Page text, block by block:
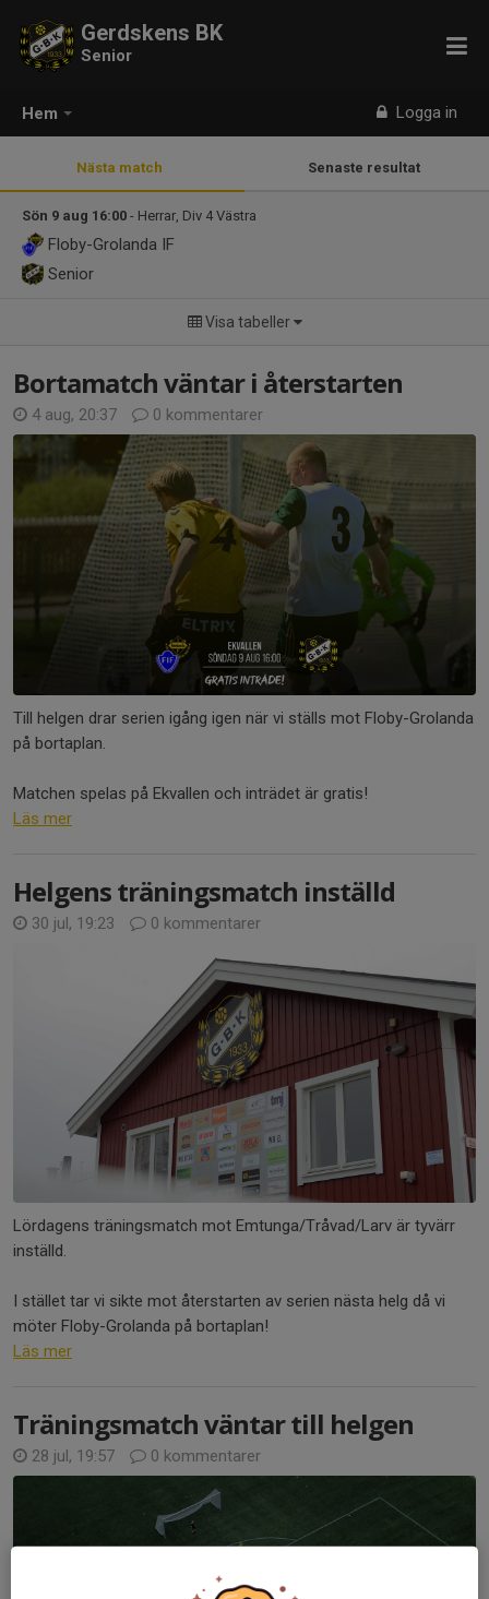
Hem Logga in
Gerdskens BK
Senior
Nästa match Senaste resultat
Sön 9 aug 16:00 - Herrar, Div 4 Västra
Floby-Grolanda IF
Senior
Visa tabeller
Bortamatch väntar i återstarten
4 aug, 20:37 0 kommentarer
Till helgen drar serien igång igen när vi ställs mot Floby-Grolanda
på bortaplan.
Matchen spelas på Ekvallen och inträdet är gratis!
Läs mer
Helgens träningsmatch inställd
30 jul, 19:23 0 kommentarer
Lördagens träningsmatch mot Emtunga/Tråvad/Larv är tyvärr
inställd.
I stället tar vi sikte mot återstarten av serien nästa helg då vi
möter Floby-Grolanda på bortaplan!
Läs mer
Träningsmatch väntar till helgen
28 jul, 19:57 0 kommentarer